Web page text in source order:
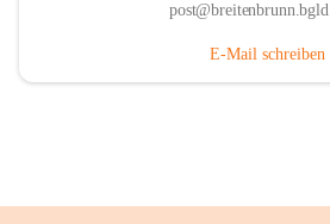
E-Mail schreiben